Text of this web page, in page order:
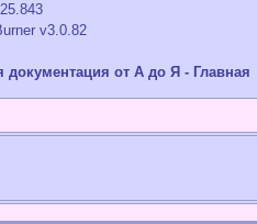
v3.0.82
документация от А до Я - Главная